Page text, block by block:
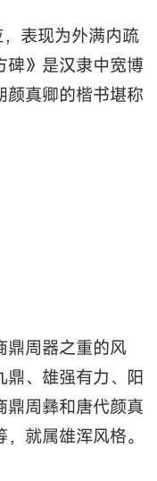
表现为外满内疏
碑》是汉隶中宽博
颜真卿的楷书堪称
鼎周器之重的风
鼎、雄强有力、阳
鼎周彝和唐代颜真
就属雄浑风格。